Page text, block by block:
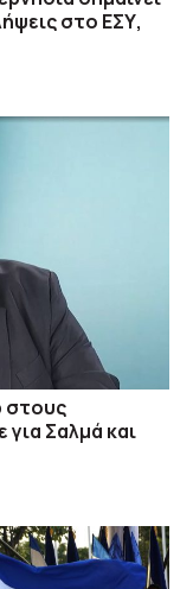
στο ΕΣΥ,
στους
Σαλμά και